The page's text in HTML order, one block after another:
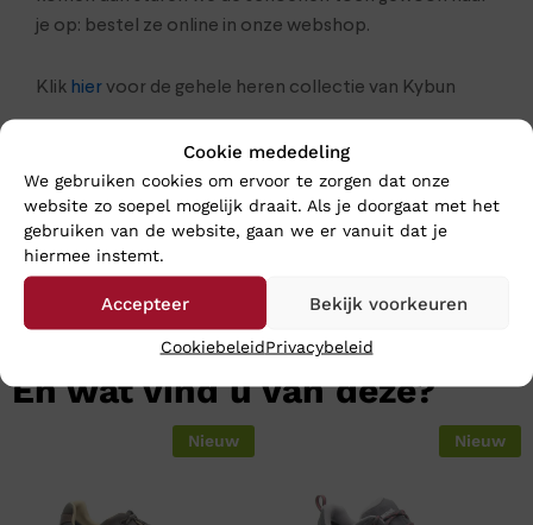
Cookie mededeling
We gebruiken cookies om ervoor te zorgen dat onze
website zo soepel mogelijk draait. Als je doorgaat met het
gebruiken van de website, gaan we er vanuit dat je
hiermee instemt.
Accepteer Bekijk voorkeuren
CookiebeleidPrivacybeleid
je op: bestel ze online in onze webshop.
Klik hiervoor de gehele heren collectie van Kybun
En wat vind u van deze?
Nieuw Nieuw